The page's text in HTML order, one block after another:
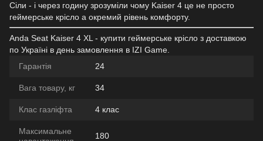
Сіли - і через годину зрозуміли чому Kaiser 4 це не просто
геймерське крісло а окремий рівень комфорту.
Anda Seat Kaiser 4 XL - купити геймерське крісло з доставкою
по Україні в день замовлення в IZI Game.
Гарантія
24
Вага товару, кг 34
Клас газліфта 4 клас
Максимальне
180